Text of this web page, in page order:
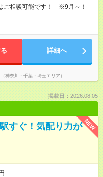
相談可能です！ ※9月～！
詳細へ
神奈川・千葉・埼玉エリア）
掲載日：2026.08.05
NEW
すぐ！気配り力が